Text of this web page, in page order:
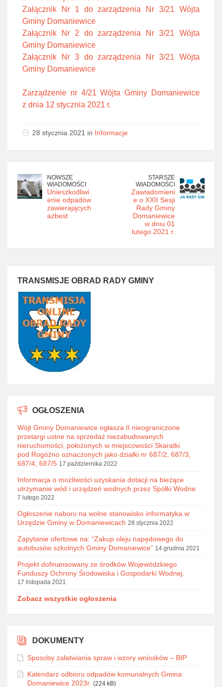
Załącznik Nr 1 do zarządzenia Nr 3/21 Wójta
Gminy Domaniewice
Załącznik Nr 2 do zarządzenia Nr 3/21 Wójta
Gminy Domaniewice
Załącznik Nr 3 do zarządzenia Nr 3/21 Wójta
Gminy Domaniewice
Zarządzenie nr 4/21 Wójta Gminy Domaniewice
z dnia 12 stycznia 2021 r.
28 stycznia 2021 in Informacje
NOWSZE
WIADOMOŚCI
Unieszkodliwi
enie odpadów
zawierających
azbest
STARSZE
WIADOMOŚCI
Zawiadomieni
e o XXII Sesji
Rady Gminy
Domaniewice
w dniu 01
lutego 2021 r.
TRANSMISJE OBRAD RADY GMINY
OGŁOSZENIA
Wójt Gminy Domaniewice ogłasza II nieograniczone
przetargi ustne na sprzedaż niezabudowanych
nieruchomości, położonych w miejscowości Skaratki
pod Rogóźno oznaczonych jako działki nr 687/2, 687/3,
687/4, 687/5 17 października 2022
Informacja o możliwości uzyskania dotacji na bieżące
utrzymanie wód i urządzeń wodnych przez Spółki Wodne
7 lutego 2022
Ogłoszenie naboru na wolne stanowisko informatyka w
Urzędzie Gminy w Domaniewicach 28 stycznia 2022
Zapytanie ofertowe na: “Zakup oleju napędowego do
autobusów szkolnych Gminy Domaniewice” 14 grudnia 2021
Projekt dofinansowany ze środków Wojewódzkiego
Funduszy Ochrony Środowiska i Gospodarki Wodnej.
17 listopada 2021
Zobacz wszystkie ogłoszenia
DOKUMENTY
Sposoby załatwiania spraw i wzory wniosków – BIP
Kalendarz odbioru odpadów komunalnych Gmina
Domaniewice 2023r. (224 kB)